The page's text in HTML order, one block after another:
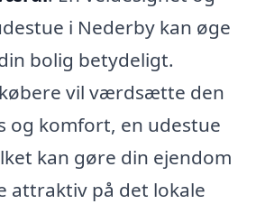
i Nederby kan øge
bolig betydeligt.
vil værdsætte den
og komfort, en udestue
kan gøre din ejendom
attraktiv på det lokale